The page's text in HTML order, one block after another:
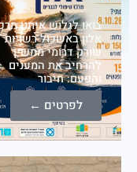
לגלוש איתנו מרכז
באשכול רשויות
דרומי ממשיך
את המענים
חיבור
לפרטים ←